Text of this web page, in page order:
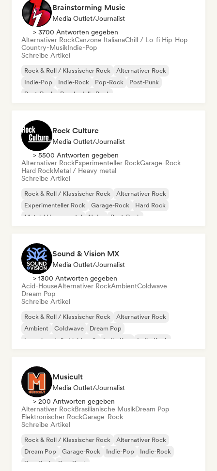
Brainstorming Music
Media Outlet/Journalist
> 3700 Antworten gegeben
Alternativer RockCanzone ItalianaChill / Lo-fi Hip-Hop
Country-MusikIndie-Pop
Schreibe Artikel
Rock & Roll / Klassischer Rock
Alternativer Rock
Indie-Pop
Indie-Rock Pop-Rock
Post-Punk
Post-Rock
Psychedelic Rock
Rock Culture
Media Outlet/Journalist
> 5500 Antworten gegeben
Alternativer RockExperimenteller RockGarage-Rock
Hard RockMetal / Heavy metal
Schreibe Artikel
Rock & Roll / Klassischer Rock
Alternativer Rock
Experimenteller Rock
Garage-Rock
Hard Rock
Metal / Heavy metal
Noise Post-Rock
Sound & Vision MX
Media Outlet/Journalist
> 1300 Antworten gegeben
Acid-HouseAlternativer RockAmbientColdwave
Dream Pop
Schreibe Artikel
Rock & Roll / Klassischer Rock
Alternativer Rock
Ambient
Coldwave
Dream Pop
Experimentelle Elektronik
Indie-Pop Indie-Rock
Musicult
Media Outlet/Journalist
> 200 Antworten gegeben
Alternativer RockBrasilianische MusikDream Pop
Elektronischer RockGarage-Rock
Schreibe Artikel
Rock & Roll / Klassischer Rock
Alternativer Rock
Dream Pop
Garage-Rock Indie-Pop
Indie-Rock
Pop-Punk
Pop-Rock